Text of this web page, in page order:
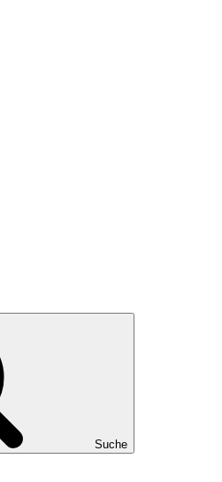
Suche